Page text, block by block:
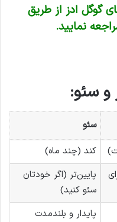
گوگل ادز از طریق
نمایید.
و سئو:
سئو
کند (چند ماه)
پایین‌تر (اگر خودتان
سئو کنید)
پایدار و بلندمدت